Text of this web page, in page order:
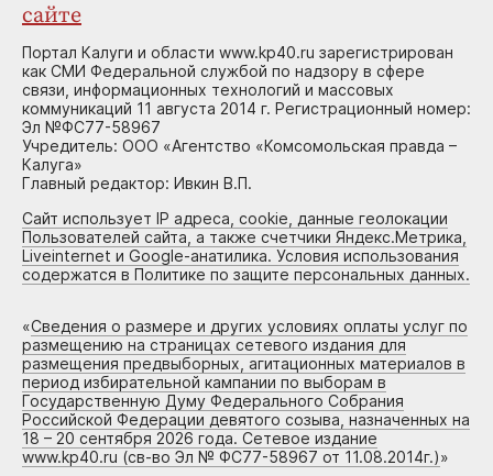
сайте
Портал Калуги и области www.kp40.ru зарегистрирован
как СМИ Федеральной службой по надзору в сфере
связи, информационных технологий и массовых
коммуникаций 11 августа 2014 г. Регистрационный номер:
Эл №ФС77-58967
Учредитель: ООО «Агентство «Комсомольская правда –
Калуга»
Главный редактор: Ивкин В.П.
Сайт использует IP адреса, cookie, данные геолокации
Пользователей сайта, а также счетчики Яндекс.Метрика,
Liveinternet и Google-анатилика. Условия использования
содержатся в Политике по защите персональных данных.
«Сведения о размере и других условиях оплаты услуг по
размещению на страницах сетевого издания для
размещения предвыборных, агитационных материалов в
период избирательной кампании по выборам в
Государственную Думу Федерального Собрания
Российской Федерации девятого созыва, назначенных на
18 – 20 сентября 2026 года. Сетевое издание
www.kp40.ru (св-во Эл № ФС77-58967 от 11.08.2014г.)»